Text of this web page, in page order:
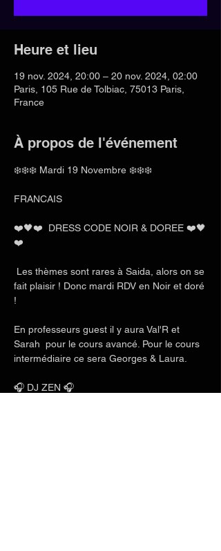
Heure et lieu
19 nov. 2024, 20:00 – 20 nov. 2024, 02:00
Paris, 105 Rue de Tolbiac, 75013 Paris,
France
À propos de l'événement
❄️❄️❄️ Mardi 19 Novembre ❄️❄️❄️
FRANCAIS
❤️🖤❤️  DRESS CODE NOIR & DOREE ❤️🖤
❤️
fait plaisir ! Donc mardi RDV en Noir et doré
!
En professeurs guest il y aura Val'R et
Sarah  pour le cours avancé. Pour le cours
intermédiaire ce sera Georges & Laura.
🎧 DJ ZEN 🎧